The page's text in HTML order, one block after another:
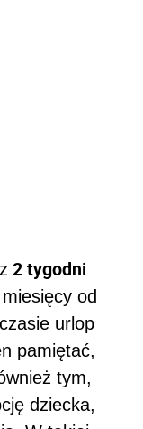
2 tygodni
od
urlop
pamiętać,
tym,
dziecka,